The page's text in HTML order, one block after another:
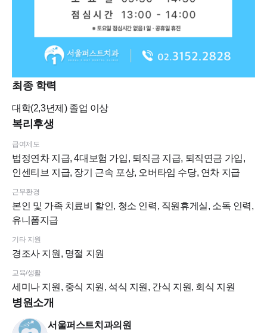
최종 학력
대학(2,3년제)졸업 이상
복리후생
급여제도
법정연차 지급, 4대보험 가입, 퇴직금 지급, 퇴직연금 가입,
인센티브 지급, 장기 근속 포상, 오버타임 수당, 연차 지급
근무환경
본인 및 가족 치료비 할인, 청소 인력, 직원휴게실, 소독 인력,
유니폼지급
기타 지원
경조사 지원, 명절 지원
교육/생활
세미나 지원, 중식 지원, 석식 지원, 간식 지원, 회식 지원
병원소개
서울퍼스트치과의원